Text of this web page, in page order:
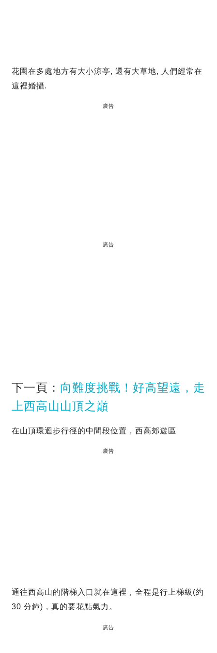
花園在多處地方有大小涼亭, 還有大草地, 人們經常在
這裡婚攝.
廣告
廣告
下一頁： 向難度挑戰！好高望遠，走
上西高山山頂之巔
在山頂環迴步行徑的中間段位置，西高郊遊區
廣告
通往西高山的階梯入口就在這裡，全程是行上梯級(約
30 分鐘)，真的要花點氣力。
廣告